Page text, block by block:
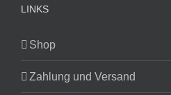
LINKS
Shop
Zahlung und Versand